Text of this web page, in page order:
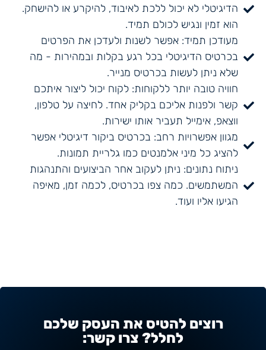
הדיגיטלי לא יכול ללכת לאיבוד, להיקרע או להישחק.
הוא זמין ונגיש לכולם תמיד.
מעודכן תמיד: אפשר לשנות ולעדכן את הפרטים
בכרטיס הדיגיטלי בכל רגע בקלות ובמהירות - מה
שלא ניתן לעשות בכרטיס מנייר.
חוויה טובה יותר ללקוחות: לקוח יכול ליצור איתכם
קשר ולפנות אליכם בקליק אחד. לחיצה על טלפון,
ווצאפ, אימייל תעביר אותו ישירות.
מגוון אפשרויות רחב: בכרטיס ביקור דיגיטלי אפשר
להציג כל מיני אלמנטים כמו גלריית תמונות.
ניתוח נתונים: ניתן לעקוב אחר הביצועים והתנהגות
המשתמשים. כמה צפו בכרטיס, לכמה זמן, מאיפה
הגיעו אליו ועוד.
רוצים להטיס את העסק שלכם
לחלל? צרו קשר: